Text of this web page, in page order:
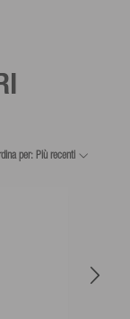
per: Più recenti